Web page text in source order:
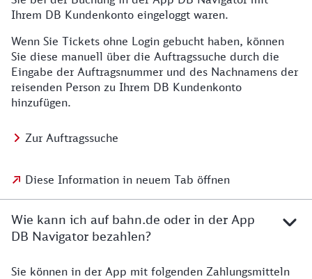
Ihrem DB Kundenkonto eingeloggt waren.
Wenn Sie Tickets ohne Login gebucht haben, können
Sie diese manuell über die Auftragssuche durch die
Eingabe der Auftragsnummer und des Nachnamens der
reisenden Person zu Ihrem DB Kundenkonto
hinzufügen.
Zur Auftragssuche
Diese Information in neuem Tab öffnen
Wie kann ich auf bahn.de oder in der App
DB Navigator bezahlen?
Sie können in der App mit folgenden Zahlungsmitteln